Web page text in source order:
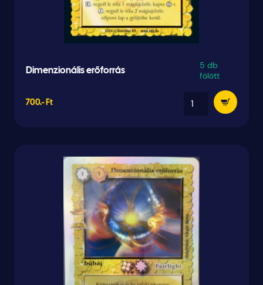
Dimenzionális erőforrás
5 db
fölött
700.- Ft